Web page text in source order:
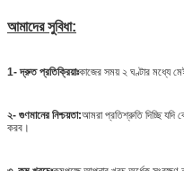
আমাদের সুবিধা:
1- দ্রুত প্রতিক্রিয়াঃকাজের সময় ২ ঘণ্টার মধ্যে
২- গুণমানের নিশ্চয়তা:আমরা প্রতিশ্রুতি দিচ্ছি
করব।